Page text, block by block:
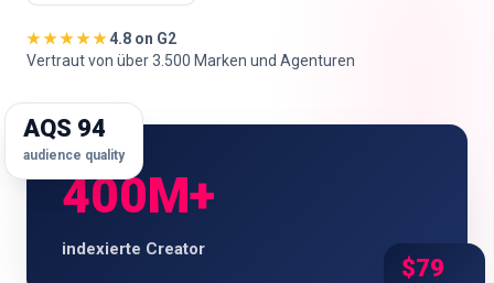
★★★★★4.8 on G2
Vertraut von über 3.500 Marken und Agenturen
400M+
indexierte Creator
AQS 94
audience quality
$79